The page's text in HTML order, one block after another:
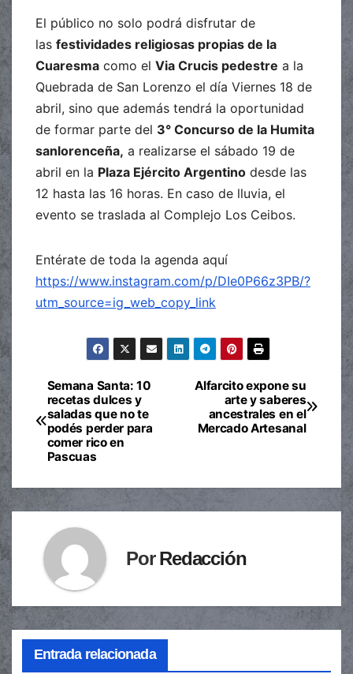
El público no solo podrá disfrutar de
las festividades religiosas propias de la
Cuaresma como el Via Crucis pedestre a la
Quebrada de San Lorenzo el día Viernes 18 de
abril, sino que además tendrá la oportunidad
de formar parte del 3° Concurso de la Humita
sanlorenceña, a realizarse el sábado 19 de
abril en la Plaza Ejército Argentino desde las
12 hasta las 16 horas. En caso de lluvia, el
evento se traslada al Complejo Los Ceibos.
Entérate de toda la agenda aquí
https://www.instagram.com/p/DIe0P66z3PB/?
utm_source=ig_web_copy_link
Navegación
de
entradas
Alfarcito expone su
arte y saberes
ancestrales en el
Mercado Artesanal
Semana Santa: 10
recetas dulces y
saladas que no te
podés perder para
comer rico en
Pascuas
PorRedacción
Entrada relacionada